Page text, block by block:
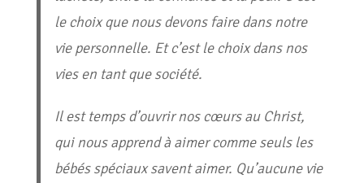
le choix que nous devons faire dans notre
vie personnelle. Et c’est le choix dans nos
vies en tant que société.
Il est temps d’ouvrir nos cœurs au Christ,
qui nous apprend à aimer comme seuls les
bébés spéciaux savent aimer. Qu’aucune vie